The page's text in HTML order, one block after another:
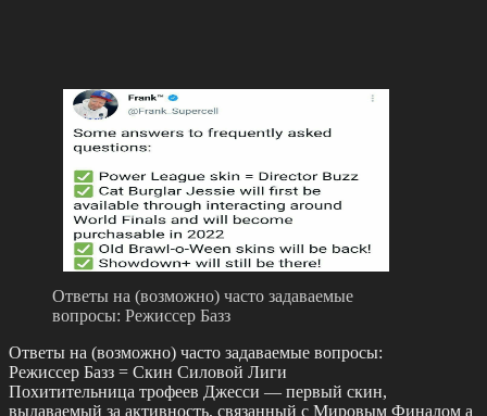
Ответы на (возможно) часто задаваемые
вопросы: Режиссер Базз
Ответы на (возможно) часто задаваемые вопросы:
Режиссер Базз = Скин Силовой Лиги
Похитительница трофеев Джесси — первый скин,
выдаваемый за активность, связанный с Мировым Финалом а